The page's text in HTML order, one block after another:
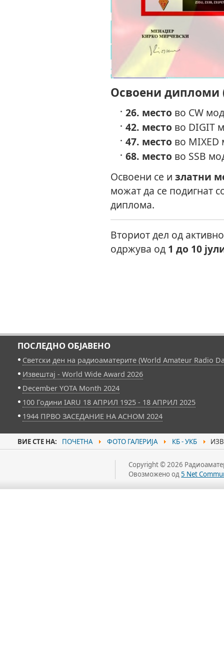
Освоени дипломи
26. место во CW
42. место во DIGIT
47. место во MIXED
68. место во SSB
Освоени се и златни
можат да се подигнат
диплома.
Вториот дел од
одржува од 1 до 10
ПОСЛЕДНО ОБЈАВЕНО
Светски ден на радиоаматерите (World Amateur Radio
Извештај - World Wide Award 2026
December YOTA Month 2024
100 Години IARU 18 АПРИЛ 1925 - 18 АПРИЛ 2025
1944 ПРВО ЗАСЕДАНИЕ НА АСНОМ 2024
ВИЕ СТЕ НА: ПОЧЕТНА ФОТО ГАЛЕРИЈА КБ - УКБ
Copyright © 2026
Овозможено од5 Net